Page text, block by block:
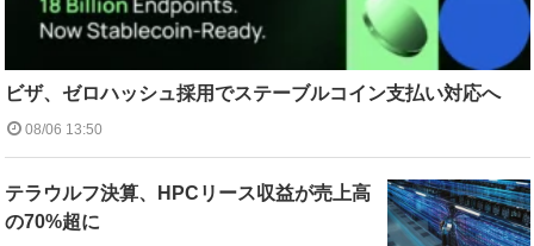
ビザ、ゼロハッシュ採用でステーブルコイン支払い対応へ
08/06 13:50
テラウルフ決算、HPCリース収益が売上高
の70%超に